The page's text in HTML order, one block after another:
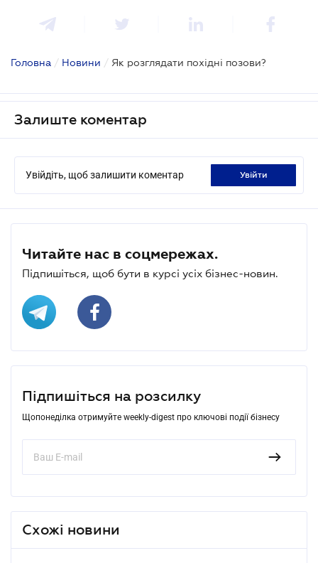
Головна / Новини / Як розглядати похідні позови?
Залиште коментар
Увійдіть, щоб залишити коментар увійти
Читайте нас в соцмережах.
Підпишіться, щоб бути в курсі усіх бізнес-новин.
Підпишіться на розсилку
Щопонеділка отримуйте weekly-digest про ключові події бізнесу
Схожі новини